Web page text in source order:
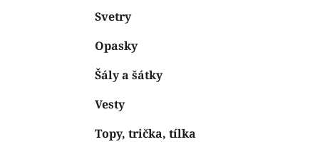
Svetry
Opasky
Šály a šátky
Vesty
Topy, trička, tílka